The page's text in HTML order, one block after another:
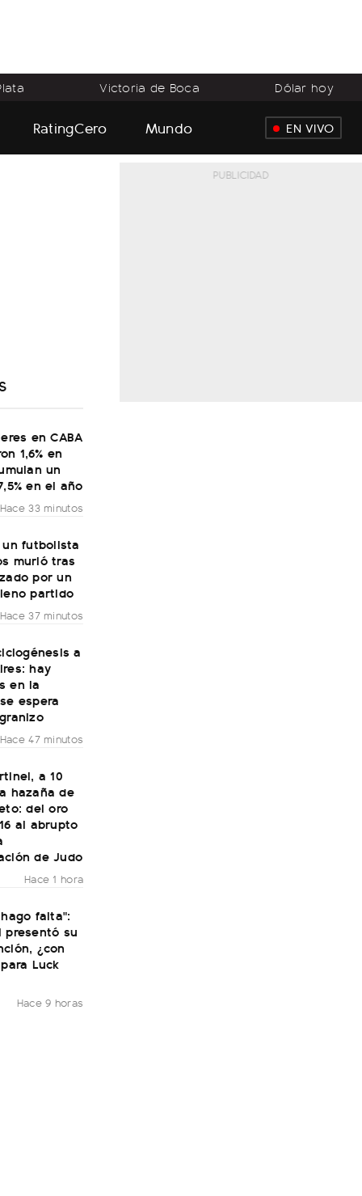
Victoria de Boca Dólar hoy
RatingCero Mundo EN VIVO
en CABA
1,6% en
un
en el año
Hace 33 minutos
un futbolista
murió tras
por un
partido
Hace 37 minutos
a
hay
en la
espera
Hace 47 minutos
a 10
hazaña de
del oro
al abrupto
de Judo
Hace 1 hora
falta":
presentó su
¿con
Luck
Hace 9 horas